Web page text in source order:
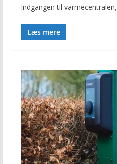
indgangen til varmecentralen,
Læs mere